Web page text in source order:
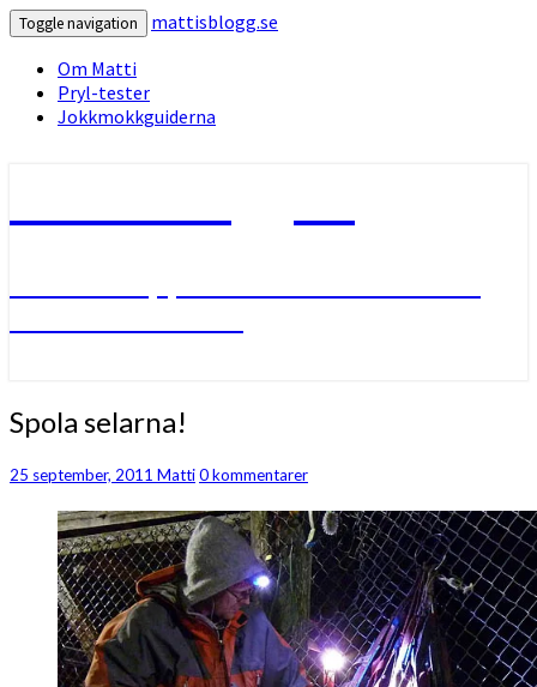
Toggle navigation
mattisblogg.se
Om Matti
Pryl-tester
Jokkmokkguiderna
Spola
selarna!
Spola selarna!
25 september, 2011 MattiKommentarer
0 kommentarer